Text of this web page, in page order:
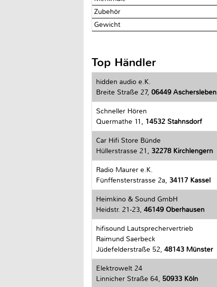
Zubehör
Gewicht
Top Händler
hidden audio e.K.
Breite Straße 27, 06449 Aschersleben
Schneller Hören
Quermathe 11, 14532 Stahnsdorf
Car Hifi Store Bünde
Hüllerstrasse 21, 32278 Kirchlengern
Radio Maurer e.K.
Fünffensterstrasse 2a, 34117 Kassel
Heimkino & Sound GmbH
Heidstr. 21-23, 46149 Oberhausen
hifisound Lautsprechervertrieb
Raimund Saerbeck
Jüdefelderstraße 52, 48143 Münster
Elektrowelt 24
Linnicher Straße 64, 50933 Köln